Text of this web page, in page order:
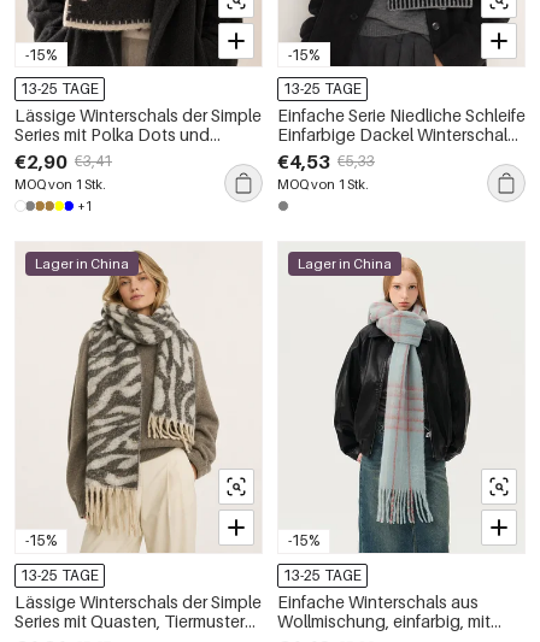
-15%
13-25 TAGE
Lässige Winterschals der Simple
Series mit Polka Dots und
verschiedenen Farben
€2,90 €3,41
MOQ von 1 Stk.
+1
-15%
13-25 TAGE
Einfache Serie Niedliche Schleife
Einfarbige Dackel Winterschals
der Dackel-Serie
€4,53 €5,33
MOQ von 1 Stk.
-15%
Lager in China
13-25 TAGE
Lässige Winterschals der Simple
Series mit Quasten, Tiermuster
-15%
Lager in China
13-25 TAGE
Einfache Winterschals aus
Wollmischung, einfarbig, mit